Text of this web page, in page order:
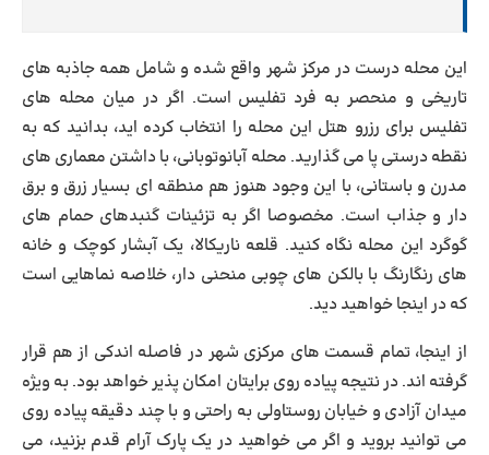
این محله درست در مرکز شهر واقع شده و شامل همه جاذبه های
تاریخی و منحصر به فرد تفلیس است. اگر در میان محله های
تفلیس برای رزرو هتل این محله را انتخاب کرده اید، بدانید که به
نقطه درستی پا می گذارید. محله آبانوتوبانی، با داشتن معماری های
مدرن و باستانی، با این وجود هنوز هم منطقه ای بسیار زرق و برق
دار و جذاب است. مخصوصا اگر به تزئینات گنبدهای حمام های
گوگرد این محله نگاه کنید. قلعه ناریکالا، یک آبشار کوچک و خانه
های رنگارنگ با بالکن های چوبی منحنی دار، خلاصه نماهایی است
که در اینجا خواهید دید.
از اینجا، تمام قسمت های مرکزی شهر در فاصله اندکی از هم قرار
گرفته اند. در نتیجه پیاده روی برایتان امکان پذیر خواهد بود. به ویژه
میدان آزادی و خیابان روستاولی به راحتی و با چند دقیقه پیاده روی
می توانید بروید و اگر می خواهید در یک پارک آرام قدم بزنید، می